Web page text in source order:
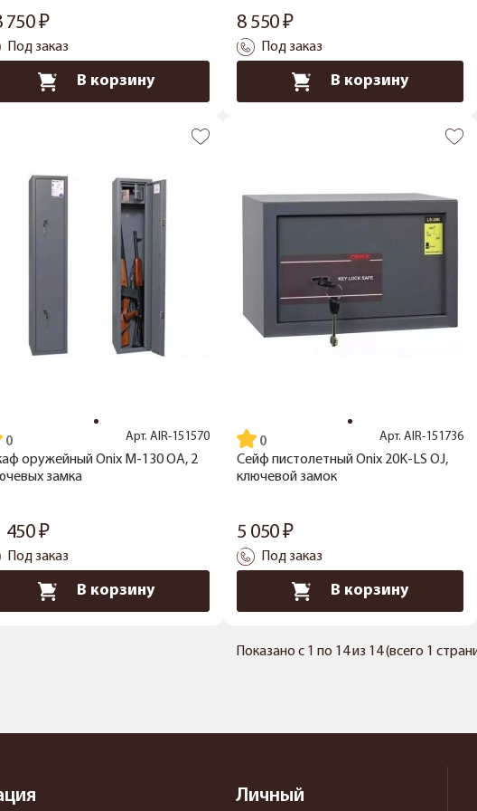
750
Под заказ
В корзину
8 550
Под заказ
В корзину
Арт. AIR-151570
оружейный Onix M-130 OA, 2
замка
450
Под заказ
В корзину
Арт. AIR-151736
Сейф пистолетный Onix 20K-LS OJ,
ключевой замок
5 050
Под заказ
В корзину
Показано с 1 по 14 из 14 (всего 1
Личный